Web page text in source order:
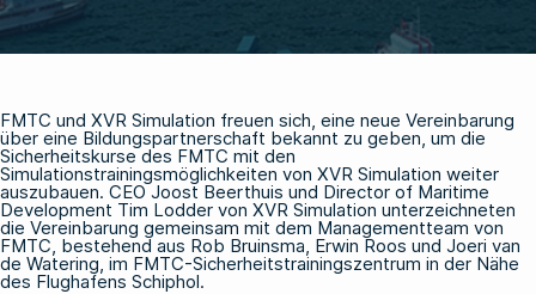
FMTC und XVR Simulation freuen sich, eine neue Vereinbarung
über eine Bildungspartnerschaft bekannt zu geben, um die
Sicherheitskurse des FMTC mit den
Simulationstrainingsmöglichkeiten von XVR Simulation weiter
auszubauen. CEO Joost Beerthuis und Director of Maritime
Development Tim Lodder von XVR Simulation unterzeichneten
die Vereinbarung gemeinsam mit dem Managementteam von
FMTC, bestehend aus Rob Bruinsma, Erwin Roos und Joeri van
de Watering, im FMTC-Sicherheitstrainingszentrum in der Nähe
des Flughafens Schiphol.